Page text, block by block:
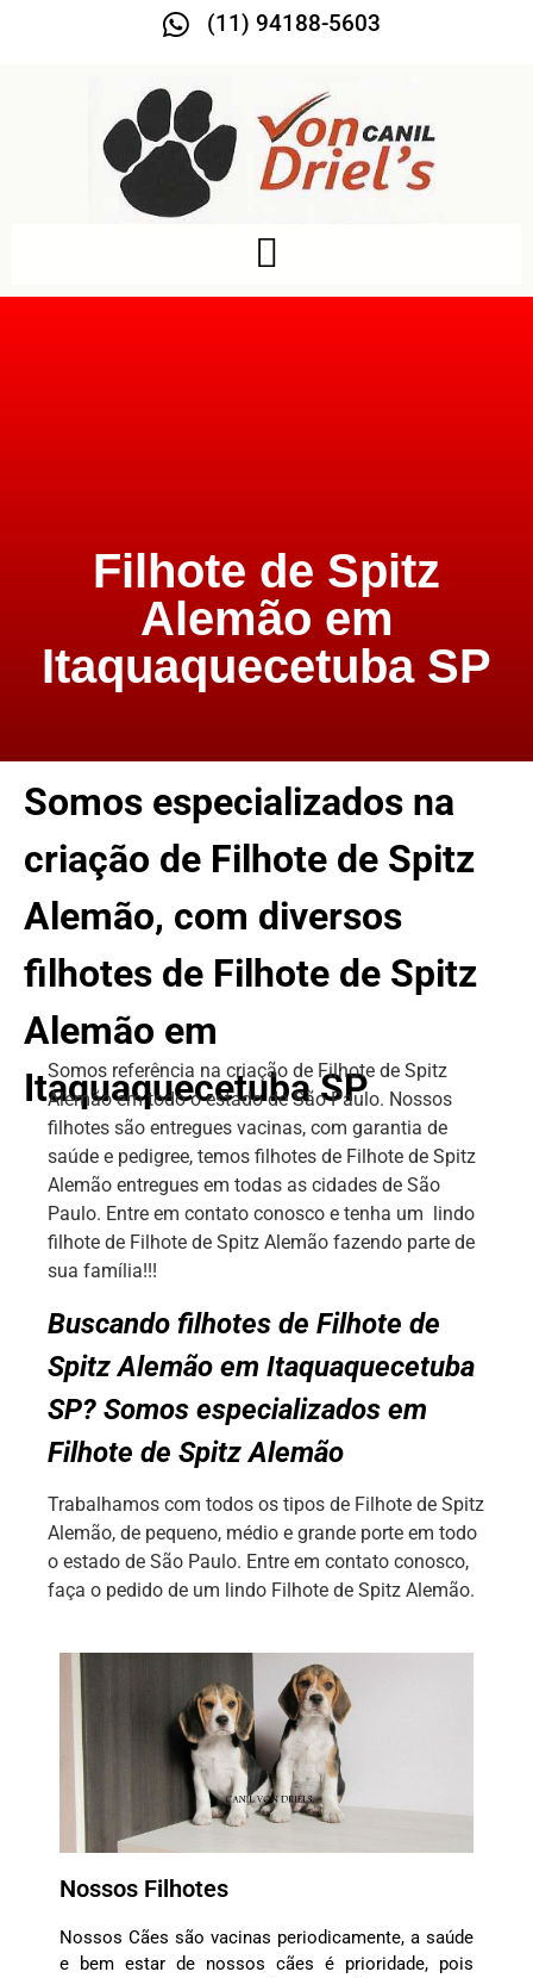
(11) 94188-5603
Filhote de Spitz
Alemão em
Itaquaquecetuba SP
Somos especializados na
criação de Filhote de Spitz
Alemão, com diversos
filhotes de Filhote de Spitz
Alemão em
Itaquaquecetuba SP
Somos referência na criação de Filhote de Spitz
Alemão em todo o estado de São Paulo. Nossos
filhotes são entregues vacinas, com garantia de
saúde e pedigree, temos filhotes de Filhote de Spitz
Alemão entregues em todas as cidades de São
Paulo. Entre em contato conosco e tenha um lindo
filhote de Filhote de Spitz Alemão fazendo parte de
sua família!!!
Buscando filhotes de Filhote de
Spitz Alemão em Itaquaquecetuba
SP? Somos especializados em
Filhote de Spitz Alemão
Trabalhamos com todos os tipos de Filhote de Spitz
Alemão, de pequeno, médio e grande porte em todo
o estado de São Paulo. Entre em contato conosco,
faça o pedido de um lindo Filhote de Spitz Alemão.
Nossos Filhotes
Nossos Cães são vacinas periodicamente, a saúde
e bem estar de nossos cães é prioridade, pois